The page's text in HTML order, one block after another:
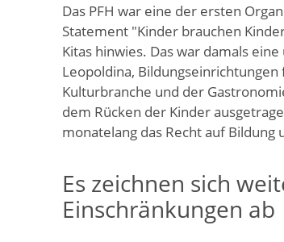
Das PFH war eine der ersten
Statement "Kinder brauchen
Kitas hinwies. Das war damals
Leopoldina,
Kulturbranche und der
dem Rücken der Kinder
monatelang das Recht auf
Es zeichnen sich
Einschränkungen ab